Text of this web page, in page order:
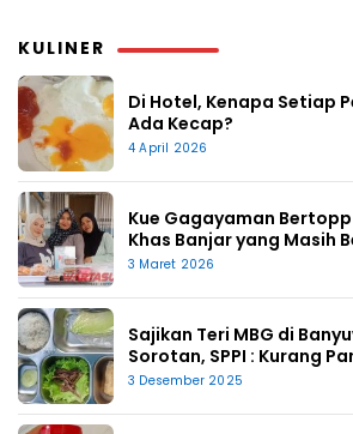
KULINER
Di Hotel, Kenapa Setiap
Ada Kecap?
4 April 2026
Kue Gagayaman
Khas Banjar yang Masih
3 Maret 2026
Sajikan Teri MBG di
Sorotan, SPPI : Kurang
3 Desember 2025